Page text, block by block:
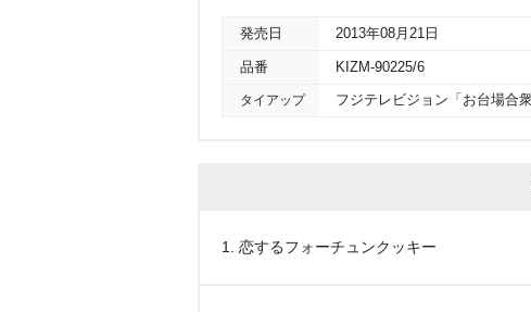
発売日 2013年08月21日
品番 KIZM-90225/6
タイアップ フジテレビジョン「お台場合
1. 恋するフォーチュンクッキー